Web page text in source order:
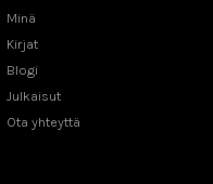
Minä
Kirjat
Blogi
Julkaisut
Ota yhteyttä